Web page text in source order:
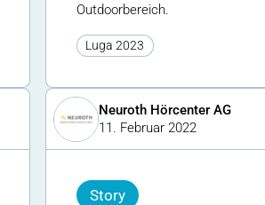
Outdoorbereich.
Luga 2023
Neuroth Hörcenter AG
11. Februar 2022
Story